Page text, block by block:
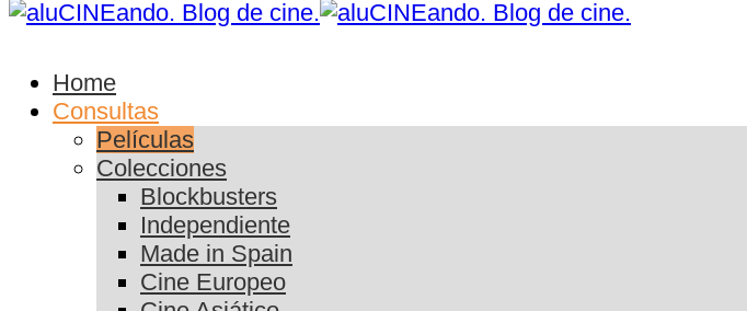
Home
Consultas
Películas
Colecciones
Blockbusters
Independiente
Made in Spain
Cine Europeo